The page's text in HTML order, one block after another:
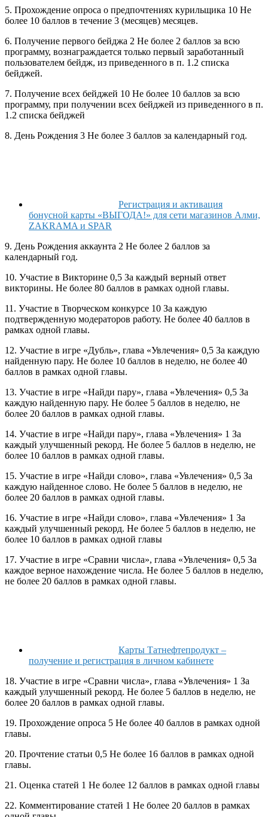
5. Прохождение опроса о предпочтениях курильщика 10 Не
более 10 баллов в течение 3 (месяцев) месяцев.
6. Получение первого бейджа 2 Не более 2 баллов за всю
программу, вознаграждается только первый заработанный
пользователем бейдж, из приведенного в п. 1.2 списка
бейджей.
7. Получение всех бейджей 10 Не более 10 баллов за всю
программу, при получении всех бейджей из приведенного в п.
1.2 списка бейджей
8. День Рождения 3 Не более 3 баллов за календарный год.
Регистрация и активация
бонусной карты «ВЫГОДА!» для сети магазинов Алми,
ZAKRAMA и SPAR
9. День Рождения аккаунта 2 Не более 2 баллов за
календарный год.
10. Участие в Викторине 0,5 За каждый верный ответ
викторины. Не более 80 баллов в рамках одной главы.
11. Участие в Творческом конкурсе 10 За каждую
подтвержденную модераторов работу. Не более 40 баллов в
рамках одной главы.
12. Участие в игре «Дубль», глава «Увлечения» 0,5 За каждую
найденную пару. Не более 10 баллов в неделю, не более 40
баллов в рамках одной главы.
13. Участие в игре «Найди пару», глава «Увлечения» 0,5 За
каждую найденную пару. Не более 5 баллов в неделю, не
более 20 баллов в рамках одной главы.
14. Участие в игре «Найди пару», глава «Увлечения» 1 За
каждый улучшенный рекорд. Не более 5 баллов в неделю, не
более 10 баллов в рамках одной главы.
15. Участие в игре «Найди слово», глава «Увлечения» 0,5 За
каждую найденное слово. Не более 5 баллов в неделю, не
более 20 баллов в рамках одной главы.
16. Участие в игре «Найди слово», глава «Увлечения» 1 За
каждый улучшенный рекорд. Не более 5 баллов в неделю, не
более 10 баллов в рамках одной главы
17. Участие в игре «Сравни числа», глава «Увлечения» 0,5 За
каждое верное нахождение числа. Не более 5 баллов в неделю,
не более 20 баллов в рамках одной главы.
Карты Татнефтепродукт –
получение и регистрация в личном кабинете
18. Участие в игре «Сравни числа», глава «Увлечения» 1 За
каждый улучшенный рекорд. Не более 5 баллов в неделю, не
более 20 баллов в рамках одной главы.
19. Прохождение опроса 5 Не более 40 баллов в рамках одной
главы.
20. Прочтение статьи 0,5 Не более 16 баллов в рамках одной
главы.
21. Оценка статей 1 Не более 12 баллов в рамках одной главы
22. Комментирование статей 1 Не более 20 баллов в рамках